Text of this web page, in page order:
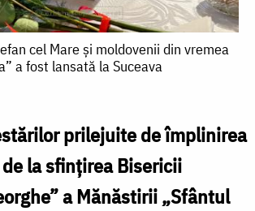
cel Mare și moldovenii din vremea
a fost lansată la Suceava
prilejuite de împlinirea
la sfințirea Bisericii
a Mănăstirii „Sfântul